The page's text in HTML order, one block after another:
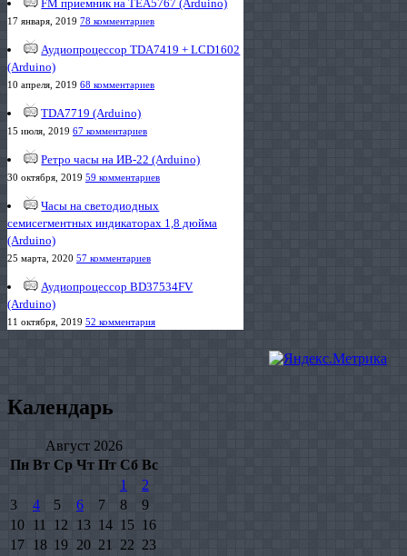
FM приемник на TEA5767 (Arduino)
17 января, 2019 78 комментариев
Аудиопроцессор TDA7419 + LCD1602
(Arduino)
10 апреля, 2019 68 комментариев
TDA7719 (Arduino)
15 июля, 2019 67 комментариев
Ретро часы на ИВ-22 (Arduino)
30 октября, 2019 59 комментариев
Часы на светодиодных
семисегментных индикаторах 1,8 дюйма
(Arduino)
25 марта, 2020 57 комментариев
Аудиопроцессор BD37534FV
(Arduino)
11 октября, 2019 52 комментария
Календарь
Август 2026
Пн Вт Ср Чт Пт Сб Вс
1
2
3
4 5 6 7 8
9
10 11 12 13 14 15 16
17
18 19 20 21 22 23